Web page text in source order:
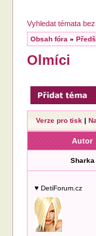
Vyhledat témata
Obsah fóra »
Olmíci
Verze pro tisk |
Autor
Sharka
♥ DetiForum.cz